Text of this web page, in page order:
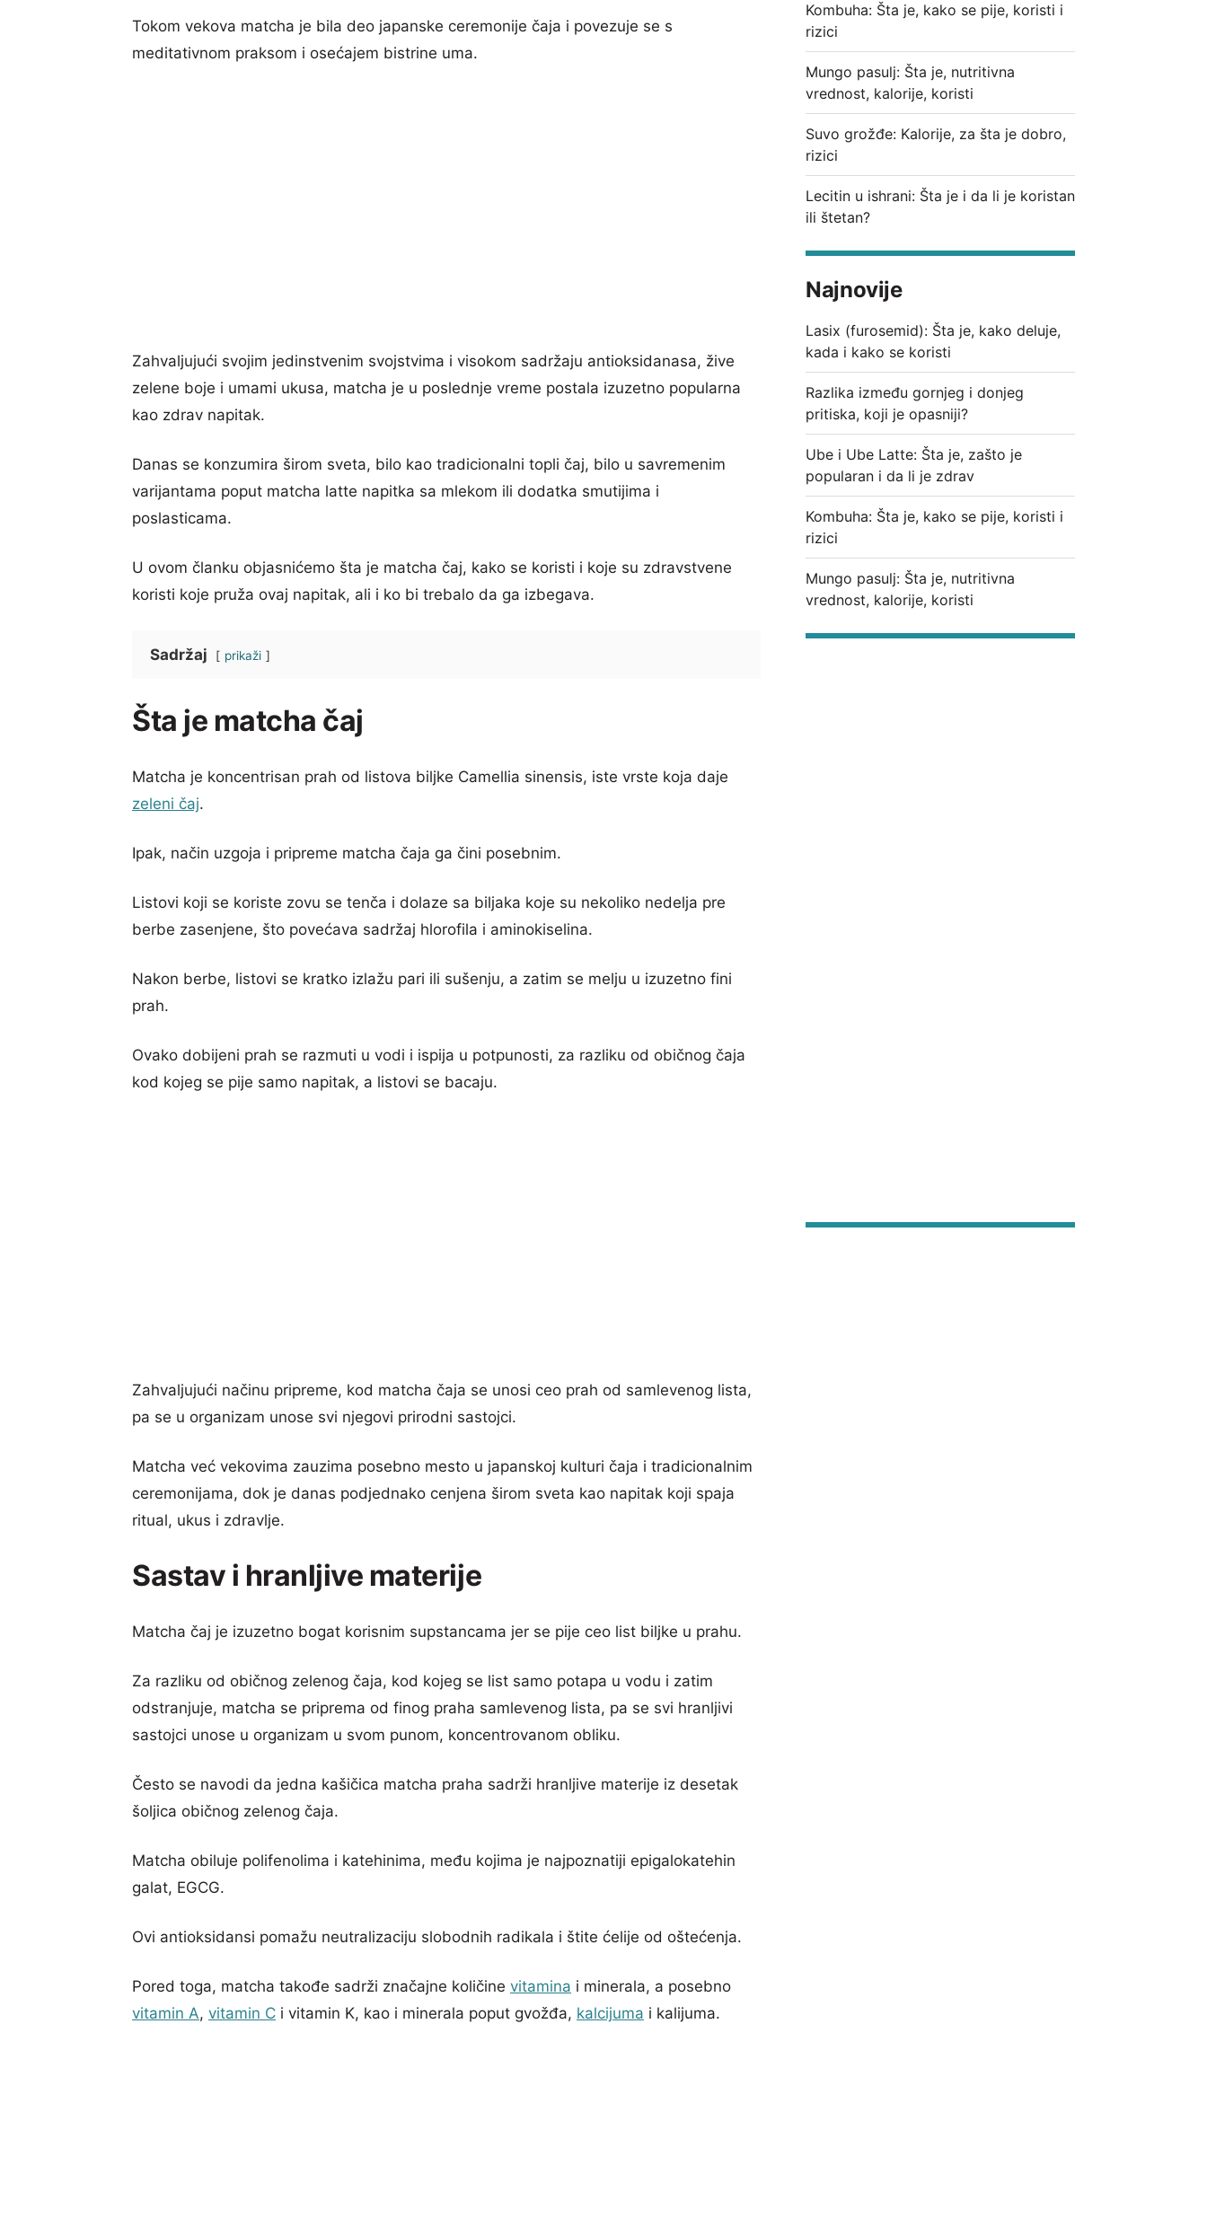
Tokom vekova matcha je bila deo japanske ceremonije čaja i povezuje se s
meditativnom praksom i osećajem bistrine uma.
Zahvaljujući svojim jedinstvenim svojstvima i visokom sadržaju antioksidanasa, žive
zelene boje i umami ukusa, matcha je u poslednje vreme postala izuzetno popularna
kao zdrav napitak.
Danas se konzumira širom sveta, bilo kao tradicionalni topli čaj, bilo u savremenim
varijantama poput matcha latte napitka sa mlekom ili dodatka smutijima i
poslasticama.
U ovom članku objasnićemo šta je matcha čaj, kako se koristi i koje su zdravstvene
koristi koje pruža ovaj napitak, ali i ko bi trebalo da ga izbegava.
Sadržaj prikaži
Šta je matcha čaj
Matcha je koncentrisan prah od listova biljke Camellia sinensis, iste vrste koja daje
zeleni čaj.
Ipak, način uzgoja i pripreme matcha čaja ga čini posebnim.
Listovi koji se koriste zovu se tenča i dolaze sa biljaka koje su nekoliko nedelja pre
berbe zasenjene, što povećava sadržaj hlorofila i aminokiselina.
Nakon berbe, listovi se kratko izlažu pari ili sušenju, a zatim se melju u izuzetno fini
prah.
Ovako dobijeni prah se razmuti u vodi i ispija u potpunosti, za razliku od običnog čaja
kod kojeg se pije samo napitak, a listovi se bacaju.
Zahvaljujući načinu pripreme, kod matcha čaja se unosi ceo prah od samlevenog lista,
pa se u organizam unose svi njegovi prirodni sastojci.
Matcha već vekovima zauzima posebno mesto u japanskoj kulturi čaja i tradicionalnim
ceremonijama, dok je danas podjednako cenjena širom sveta kao napitak koji spaja
ritual, ukus i zdravlje.
Sastav i hranljive materije
Matcha čaj je izuzetno bogat korisnim supstancama jer se pije ceo list biljke u prahu.
Za razliku od običnog zelenog čaja, kod kojeg se list samo potapa u vodu i zatim
odstranjuje, matcha se priprema od finog praha samlevenog lista, pa se svi hranljivi
sastojci unose u organizam u svom punom, koncentrovanom obliku.
Često se navodi da jedna kašičica matcha praha sadrži hranljive materije iz desetak
šoljica običnog zelenog čaja.
Matcha obiluje polifenolima i katehinima, među kojima je najpoznatiji epigalokatehin
galat, EGCG.
Ovi antioksidansi pomažu neutralizaciju slobodnih radikala i štite ćelije od oštećenja.
Pored toga, matcha takođe sadrži značajne količine vitamina i minerala, a posebno
vitamin A, vitamin C i vitamin K, kao i minerala poput gvožđa, kalcijuma i kalijuma.
Kombuha: Šta je, kako se pije, koristi i
rizici
Mungo pasulj: Šta je, nutritivna
vrednost, kalorije, koristi
Suvo grožđe: Kalorije, za šta je dobro,
rizici
Lecitin u ishrani: Šta je i da li je koristan
ili štetan?
Najnovije
Lasix (furosemid): Šta je, kako deluje,
kada i kako se koristi
Razlika između gornjeg i donjeg
pritiska, koji je opasniji?
Ube i Ube Latte: Šta je, zašto je
popularan i da li je zdrav
Kombuha: Šta je, kako se pije, koristi i
rizici
Mungo pasulj: Šta je, nutritivna
vrednost, kalorije, koristi